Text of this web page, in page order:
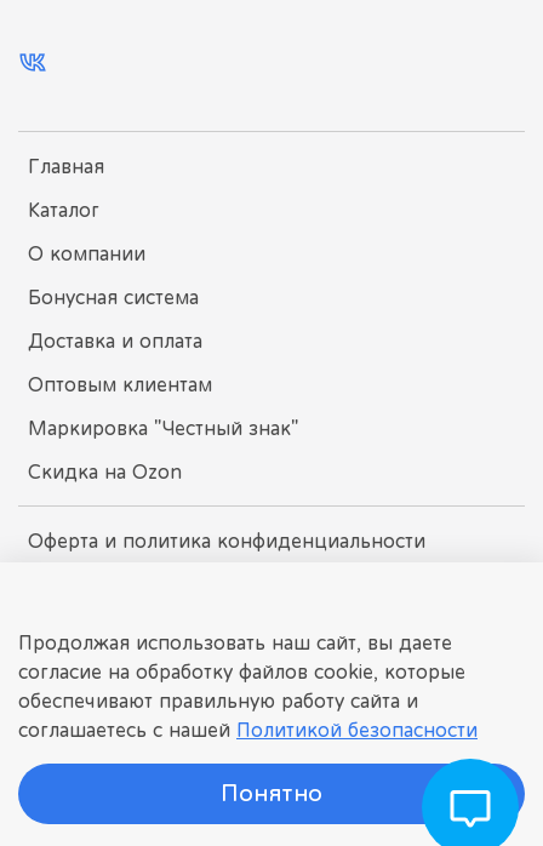
Главная
Каталог
О компании
Бонусная система
Доставка и оплата
Оптовым клиентам
Маркировка "Честный знак"
Скидка на Ozon
Оферта и политика конфиденциальности
dissomarket.ru
© 2025 Любое использование контента без письменного
разрешения запрещено
Интернет-магазин детских игрушек.
Продолжая использовать наш сайт, вы даете
согласие на обработку файлов cookie, которые
обеспечивают правильную работу сайта и
соглашаетесь с нашей Политикой безопасности
Понятно